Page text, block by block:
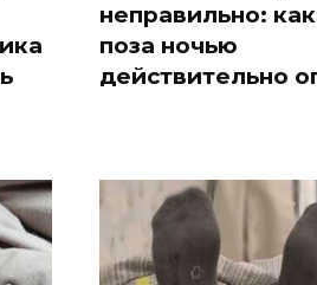
неправильно:
поза ночью
действительно